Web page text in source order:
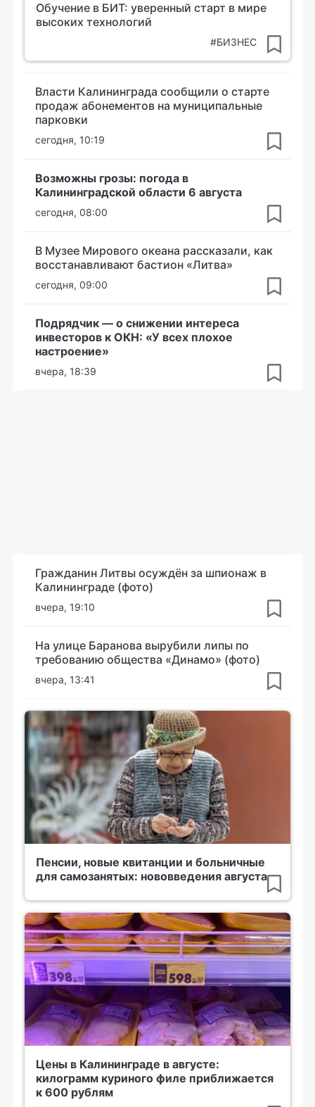
Обучение в БИТ: уверенный старт в мире
высоких технологий
#БИЗНЕС
Власти Калининграда сообщили о старте
продаж абонементов на муниципальные
парковки
сегодня, 10:19
Возможны грозы: погода в
Калининградской области 6 августа
сегодня, 08:00
В Музее Мирового океана рассказали, как
восстанавливают бастион «Литва»
сегодня, 09:00
Подрядчик — о снижении интереса
инвесторов к ОКН: «У всех плохое
настроение»
вчера, 18:39
Гражданин Литвы осуждён за шпионаж в
Калининграде (фото)
вчера, 19:10
На улице Баранова вырубили липы по
требованию общества «Динамо» (фото)
вчера, 13:41
Пенсии, новые квитанции и больничные
для самозанятых: нововведения августа
Цены в Калининграде в августе:
килограмм куриного филе приближается
к 600 рублям